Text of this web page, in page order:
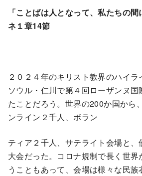
「ことばは人となって、私たちの
ネ１章14節
２０２４年のキリスト教界のハイ
ソウル・仁川で第４回ローザンヌ
たことだろう。世界の200か国から
ンライン２千人、ボラン
ティア２千人、サテライト会場と、
大会だった。コロナ規制で長く世
うこともあって、会場は様々な民